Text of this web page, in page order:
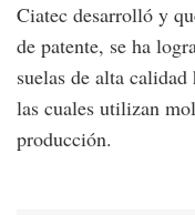
Ciatec desarrolló y
de patente, se ha
suelas de alta
las cuales utilizan
producción.